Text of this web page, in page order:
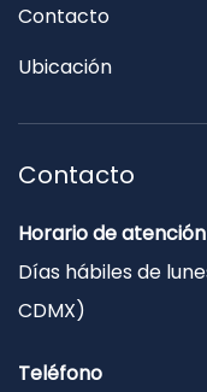
Contacto
Ubicación
Contacto
Horario de atención
Días hábiles de
CDMX)
Teléfono